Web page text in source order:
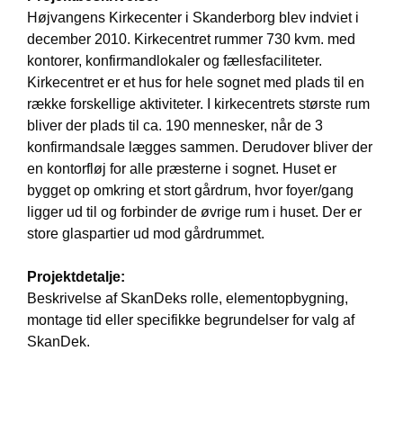
Højvangens Kirkecenter i Skanderborg blev indviet i
december 2010. Kirkecentret rummer 730 kvm. med
kontorer, konfirmandlokaler og fællesfaciliteter.
Kirkecentret er et hus for hele sognet med plads til en
række forskellige aktiviteter. I kirkecentrets største rum
bliver der plads til ca. 190 mennesker, når de 3
konfirmandsale lægges sammen. Derudover bliver der
en kontorfløj for alle præsterne i sognet. Huset er
bygget op omkring et stort gårdrum, hvor foyer/gang
ligger ud til og forbinder de øvrige rum i huset. Der er
store glaspartier ud mod gårdrummet.
Projektdetalje:
Beskrivelse af SkanDeks rolle, elementopbygning,
montage tid eller specifikke begrundelser for valg af
SkanDek.